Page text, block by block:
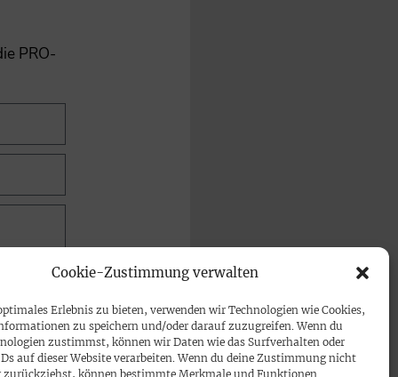
Cookie-Zustimmung verwalten
Erlebnis zu bieten, verwenden wir Technologien wie Cookies,
zu speichern und/oder darauf zuzugreifen. Wenn du
zustimmst, können wir Daten wie das Surfverhalten oder
auf dieser Website verarbeiten. Wenn du deine Zustimmung nicht
zurückziehst, können bestimmte Merkmale und Funktionen
PRO-